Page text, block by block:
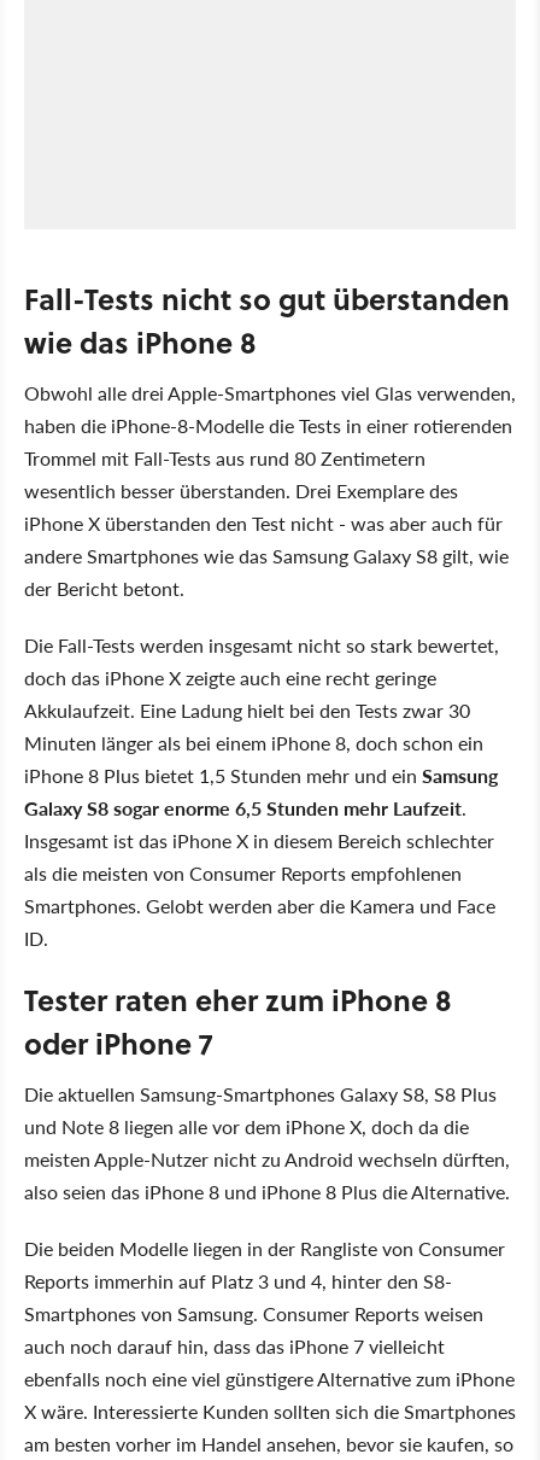
Fall-Tests nicht so gut überstanden
wie das iPhone 8
Obwohl alle drei Apple-Smartphones viel Glas verwenden,
haben die iPhone-8-Modelle die Tests in einer rotierenden
Trommel mit Fall-Tests aus rund 80 Zentimetern
wesentlich besser überstanden. Drei Exemplare des
iPhone X überstanden den Test nicht - was aber auch für
andere Smartphones wie das Samsung Galaxy S8 gilt, wie
der Bericht betont.
Die Fall-Tests werden insgesamt nicht so stark bewertet,
doch das iPhone X zeigte auch eine recht geringe
Akkulaufzeit. Eine Ladung hielt bei den Tests zwar 30
Minuten länger als bei einem iPhone 8, doch schon ein
iPhone 8 Plus bietet 1,5 Stunden mehr und ein Samsung
Galaxy S8 sogar enorme 6,5 Stunden mehr Laufzeit.
Insgesamt ist das iPhone X in diesem Bereich schlechter
als die meisten von Consumer Reports empfohlenen
Smartphones. Gelobt werden aber die Kamera und Face
ID.
Tester raten eher zum iPhone 8
oder iPhone 7
Die aktuellen Samsung-Smartphones Galaxy S8, S8 Plus
und Note 8 liegen alle vor dem iPhone X, doch da die
meisten Apple-Nutzer nicht zu Android wechseln dürften,
also seien das iPhone 8 und iPhone 8 Plus die Alternative.
Die beiden Modelle liegen in der Rangliste von Consumer
Reports immerhin auf Platz 3 und 4, hinter den S8-
Smartphones von Samsung. Consumer Reports weisen
auch noch darauf hin, dass das iPhone 7 vielleicht
ebenfalls noch eine viel günstigere Alternative zum iPhone
X wäre. Interessierte Kunden sollten sich die Smartphones
am besten vorher im Handel ansehen, bevor sie kaufen, so